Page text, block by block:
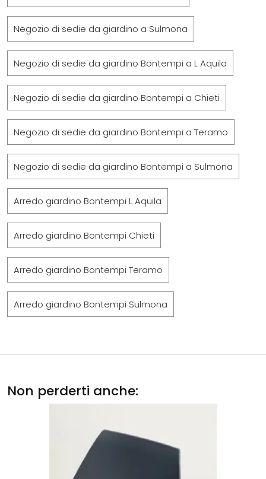
Negozio di sedie da giardino a Sulmona
Negozio di sedie da giardino Bontempi a L Aquila
Negozio di sedie da giardino Bontempi a Chieti
Negozio di sedie da giardino Bontempi a Teramo
Negozio di sedie da giardino Bontempi a Sulmona
Arredo giardino Bontempi L Aquila
Arredo giardino Bontempi Chieti
Arredo giardino Bontempi Teramo
Arredo giardino Bontempi Sulmona
Non perderti anche: